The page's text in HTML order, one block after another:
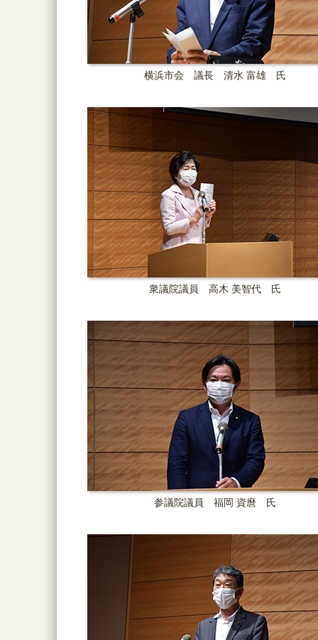
横浜市会 議長 清水 富雄 氏
衆議院議員 高木 美智代 氏
参議院議員 福岡 資麿 氏